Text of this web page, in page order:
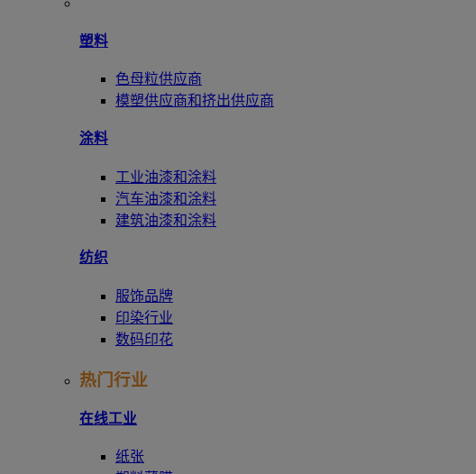
塑料
色母粒供应商
模塑供应商和挤出供应商
涂料
工业油漆和涂料
汽车油漆和涂料
建筑油漆和涂料
纺织
服饰品牌
印染行业
数码印花
热门行业
在线工业
纸张